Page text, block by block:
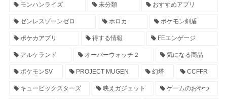
モンハンライズ 未分類 おすすめアプリ
ゼンレスゾーンゼロ ホロカ ポケモン剣盾
ポケカアプリ 得する情報 FEエンゲージ
アルケランド オーバーウォッチ２ 気になる商品
ポケモンSV PROJECT MUGEN 幻塔 CCFFR
キュービックスターズ 映えガジェット ゲームのおやつ